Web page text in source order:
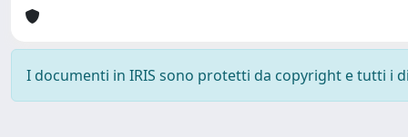
I documenti in IRIS sono protetti da copyright e tutti i